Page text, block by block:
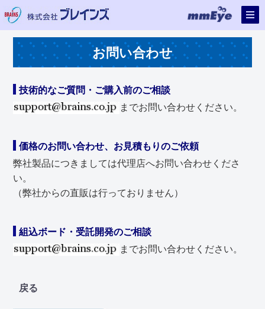
お問い合わせ
技術的なご質問・ご購入前のご相談
までお問い合わせください。
価格のお問い合わせ、お見積もりのご依頼
弊社製品につきましては代理店へお問い合わせくださ
い。
（弊社からの直販は行っておりません）
組込ボード・受託開発のご相談
までお問い合わせください。
戻る